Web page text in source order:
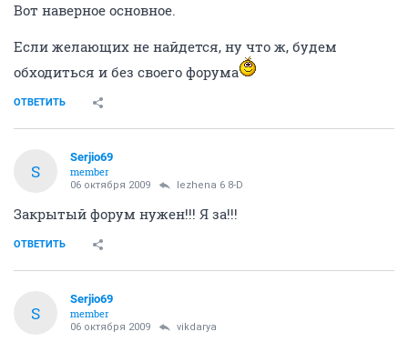
Вот наверное основное.
Если желающих не найдется, ну что ж, будем
обходиться и без своего форума
ОТВЕТИТЬ
S
Serjio69
member
06 октября 2009 lezhena 6 8-D
Закрытый форум нужен!!! Я за!!!
ОТВЕТИТЬ
S
Serjio69
member
06 октября 2009 vikdarya